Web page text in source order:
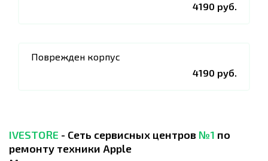
4190 руб.
Поврежден корпус
4190 руб.
IVESTORE - Сеть сервисных центров №1 по
ремонту техники Apple